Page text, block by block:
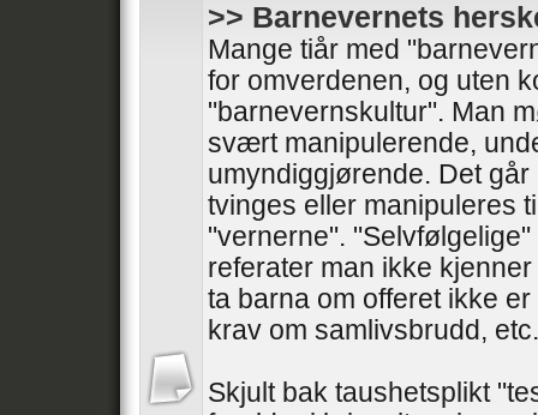
>> Barnevernets
Mange tiår med
for omverdenen, og uten
"barnevernskultur". Man
svært manipulerende,
umyndiggjørende. Det
tvinges eller manipuleres
"vernerne".
referater man ikke
ta barna om offeret ikke
krav om samlivsbrudd, etc.
Skjult bak taushetsplikt